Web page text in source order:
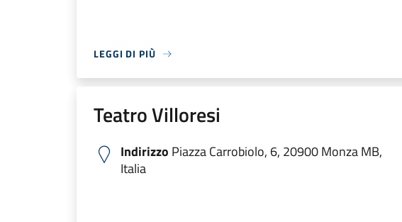
LEGGI DI PIÙ
Teatro Villoresi
Indirizzo Piazza Carrobiolo, 6, 20900 Monza MB,
Italia